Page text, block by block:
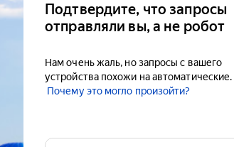
Подтвердите, что запросы
отправляли вы, а не робот
Нам очень жаль, но запросы с вашего
устройства похожи на автоматические.
Почему это могло произойти?